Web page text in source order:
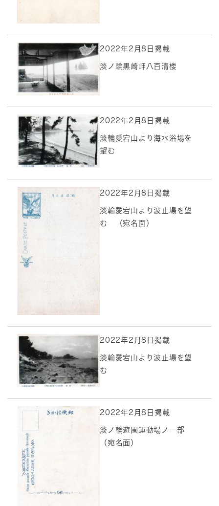
2022年2月8日掲載
淡ノ輪黒崎岬八百清楼
2022年2月8日掲載
淡輪愛宕山より海水浴場を
望む
2022年2月8日掲載
淡輪愛宕山より波止場を望
む （宛名面）
2022年2月8日掲載
淡輪愛宕山より波止場を望
む
2022年2月8日掲載
淡ノ輪遊園運動場ノ一部
（宛名面）